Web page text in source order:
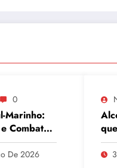
0
Marinho:
Combate
Físicas
De 2026